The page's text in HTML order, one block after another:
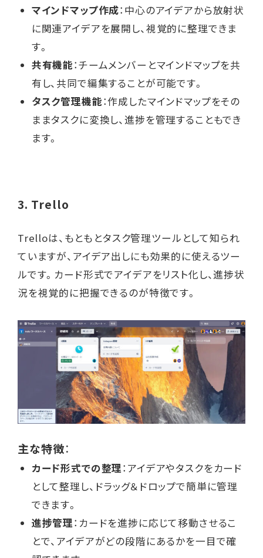
マインドマップ作成：中心のアイデアから放射状
に関連アイデアを展開し、視覚的に整理できま
す。
共有機能：チームメンバーとマインドマップを共
有し、共同で編集することが可能です。
タスク管理機能：作成したマインドマップをその
ままタスクに変換し、進捗を管理することもでき
ます。
3. Trello
Trelloは、もともとタスク管理ツールとして知られ
ていますが、アイデア出しにも効果的に使えるツー
ルです。カード形式でアイデアをリスト化し、進捗状
況を視覚的に把握できるのが特徴です。
主な特徴：
カード形式での整理：アイデアやタスクをカード
として整理し、ドラッグ＆ドロップで簡単に管理
できます。
進捗管理：カードを進捗に応じて移動させるこ
とで、アイデアがどの段階にあるかを一目で確